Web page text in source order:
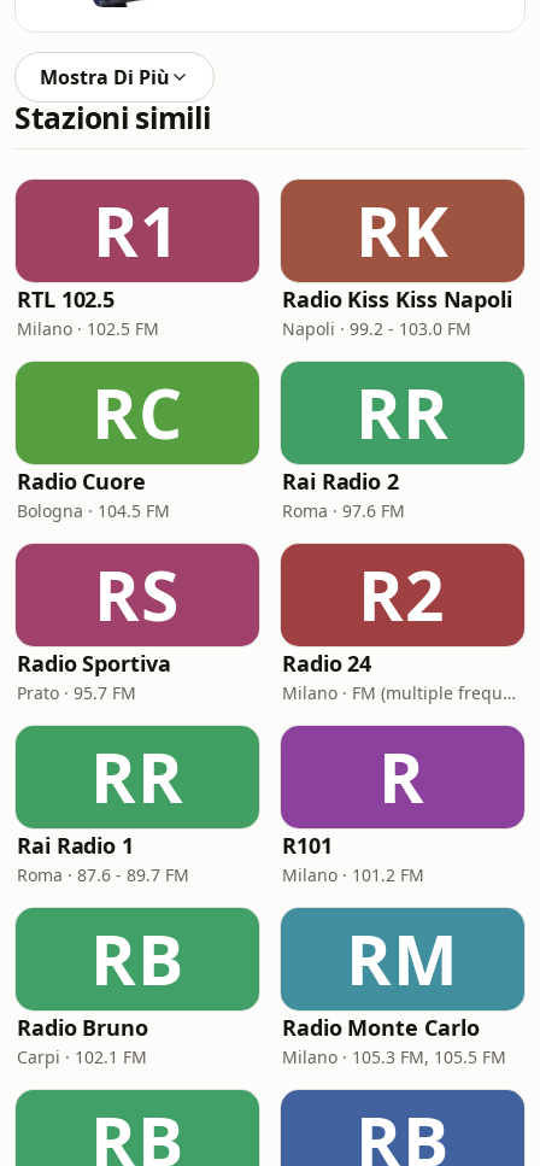
Mostra Di Più
Stazioni simili
R1
RTL 102.5
Milano · 102.5 FM
RK
Radio Kiss Kiss Napoli
Napoli · 99.2 - 103.0 FM
RC
Radio Cuore
Bologna · 104.5 FM
RR
Rai Radio 2
Roma · 97.6 FM
RS
Radio Sportiva
Prato · 95.7 FM
R2
Radio 24
Milano · FM (multiple frequencies nationwide), DAB, Satellite
RR
Rai Radio 1
Roma · 87.6 - 89.7 FM
R
R101
Milano · 101.2 FM
RB
Radio Bruno
Carpi · 102.1 FM
RM
Radio Monte Carlo
Milano · 105.3 FM, 105.5 FM
RB RB